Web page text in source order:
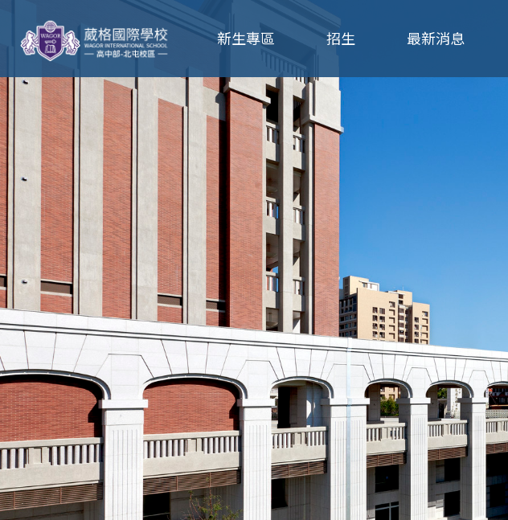
葳
格
高
級
中
學
葳
格
際．
國
際
葳
格。
培
養
具
國
際
新生專區 招生 最新消息